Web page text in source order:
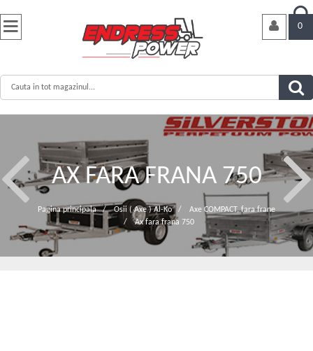

0

AX FARA FRANA 750
Pagina principala / Osii ( Axe ) Al-Ko /
Axe COMPACT, fara frane
/
Ax fara frana 750